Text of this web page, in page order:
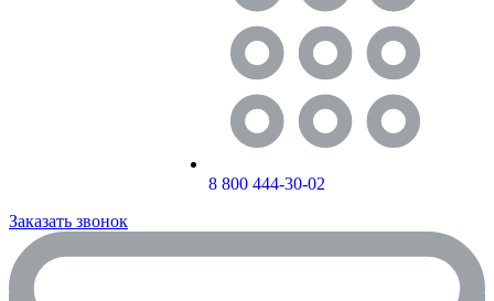
8 800 444-30-02
Заказать звонок